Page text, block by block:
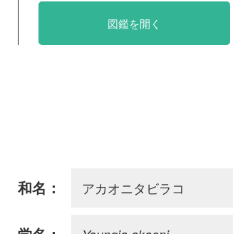
図鑑を開く
和名： アカオニタビラコ